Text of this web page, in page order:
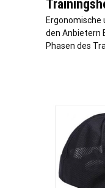
den Anbietern
Phasen des